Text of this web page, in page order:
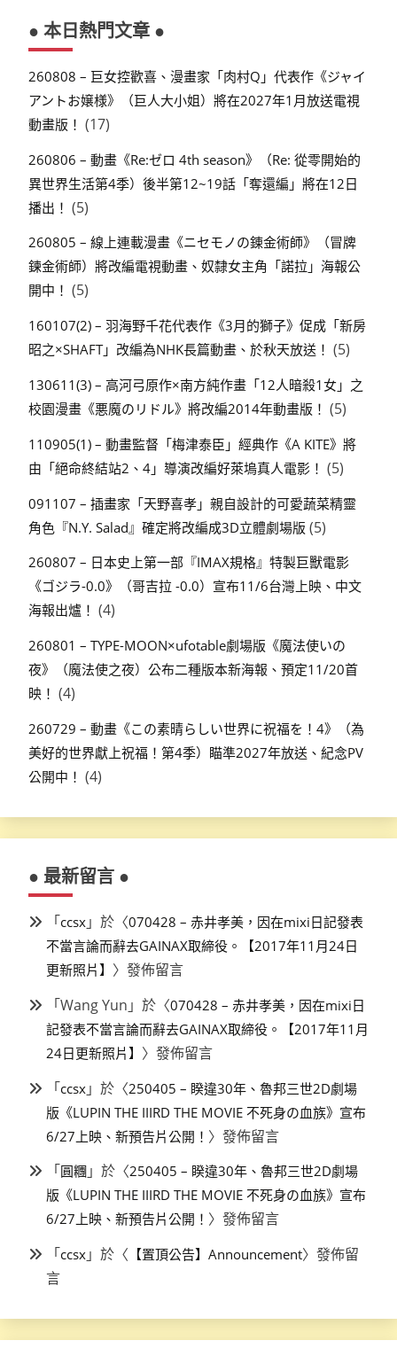
● 本日熱門文章 ●
260808 – 巨女控歡喜、漫畫家「肉村Q」代表作《ジャイ
アントお嬢様》（巨人大小姐）將在2027年1月放送電視
動畫版！ (17)
260806 – 動畫《Re:ゼロ 4th season》（Re: 從零開始的
異世界生活第4季）後半第12~19話「奪還編」將在12日
播出！ (5)
260805 – 線上連載漫畫《ニセモノの錬金術師》（冒牌
鍊金術師）將改編電視動畫、奴隸女主角「諾拉」海報公
開中！ (5)
160107(2) – 羽海野千花代表作《3月的獅子》促成「新房
昭之×SHAFT」改編為NHK長篇動畫、於秋天放送！ (5)
130611(3) – 高河弓原作×南方純作畫「12人暗殺1女」之
校園漫畫《悪魔のリドル》將改編2014年動畫版！ (5)
110905(1) – 動畫監督「梅津泰臣」經典作《A KITE》將
由「絕命終結站2、4」導演改編好萊塢真人電影！ (5)
091107 – 插畫家「天野喜孝」親自設計的可愛蔬菜精靈
角色『N.Y. Salad』確定將改編成3D立體劇場版 (5)
260807 – 日本史上第一部『IMAX規格』特製巨獸電影
《ゴジラ-0.0》（哥吉拉 -0.0）宣布11/6台灣上映、中文
海報出爐！ (4)
260801 – TYPE-MOON×ufotable劇場版《魔法使いの
夜》（魔法使之夜）公布二種版本新海報、預定11/20首
映！ (4)
260729 – 動畫《この素晴らしい世界に祝福を！4》（為
美好的世界獻上祝福！第4季）瞄準2027年放送、紀念PV
公開中！ (4)
● 最新留言 ●
「ccsx 」於〈070428 – 赤井孝美，因在mixi日記發表
不當言論而辭去GAINAX取締役。【2017年11月24日
更新照片】 〉發佈留言
「Wang Yun 」於〈070428 – 赤井孝美，因在mixi日
記發表不當言論而辭去GAINAX取締役。【2017年11月
24日更新照片】 〉發佈留言
「ccsx 」於〈250405 – 睽違30年、魯邦三世2D劇場
版《LUPIN THE IIIRD THE MOVIE 不死身の血族》宣布
6/27上映、新預告片公開！ 〉發佈留言
「圓糰 」於〈250405 – 睽違30年、魯邦三世2D劇場
版《LUPIN THE IIIRD THE MOVIE 不死身の血族》宣布
6/27上映、新預告片公開！ 〉發佈留言
「ccsx 」於〈 【置頂公告】Announcement〉發佈留
言